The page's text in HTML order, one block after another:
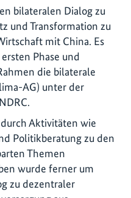
bilateralen Dialog zu
und Transformation zu
mit China. Es
Phase und
die bilaterale
AG) unter der
Aktivitäten wie
Politikberatung zu den
Themen
wurde ferner um
zu dezentraler